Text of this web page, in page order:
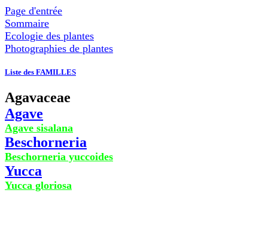
Page d'entrée
Sommaire
Ecologie des plantes
Photographies de plantes
Liste des FAMILLES
Agavaceae
Agave
Agave sisalana
Beschorneria
Beschorneria yuccoides
Yucca
Yucca gloriosa